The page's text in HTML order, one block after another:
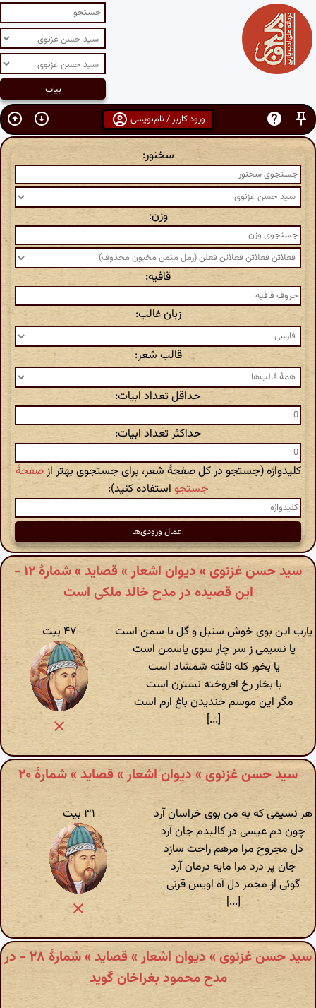
ورود کاربر / نام‌نویسی
سخنور:
وزن:
قافیه:
زبان غالب:
قالب شعر:
حداقل تعداد ابیات:
حداکثر تعداد ابیات:
کلیدواژه (جستجو در کل صفحهٔ شعر، برای جستجوی بهتر ازصفحهٔ
جستجو استفاده کنید):
سید حسن غزنوی » دیوان اشعار » قصاید » شمارهٔ ۱۲ -
این قصیده در مدح خالد ملکی است
یارب این بوی خوش سنبل و گل با سمن است
یا نسیمی ز سر چار سوی یاسمن است
یا بخور کله تافته شمشاد است
با بخار رخ افروخته نسترن است
مگر این موسم خندیدن باغ ارم است
[...]
۴۷ بیت
سید حسن غزنوی » دیوان اشعار » قصاید » شمارهٔ ۲۰
هر نسیمی که به من بوی خراسان آرد
چون دم عیسی در کالبدم جان آرد
دل مجروح مرا مرهم راحت سازد
جان پر درد مرا مایه درمان آرد
گوئی از مجمر دل آه اویس قرنی
[...]
۳۱ بیت
سید حسن غزنوی » دیوان اشعار » قصاید » شمارهٔ ۲۸ - در
مدح محمود بغراخان گوید